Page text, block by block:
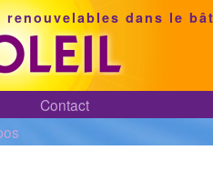
renouvelables dans le
Contact